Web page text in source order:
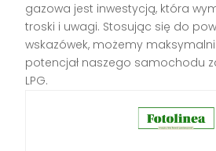
gazowa jest inwestycją, która
troski i uwagi. Stosując się do
wskazówek, możemy
potencjał naszego samochodu
LPG.